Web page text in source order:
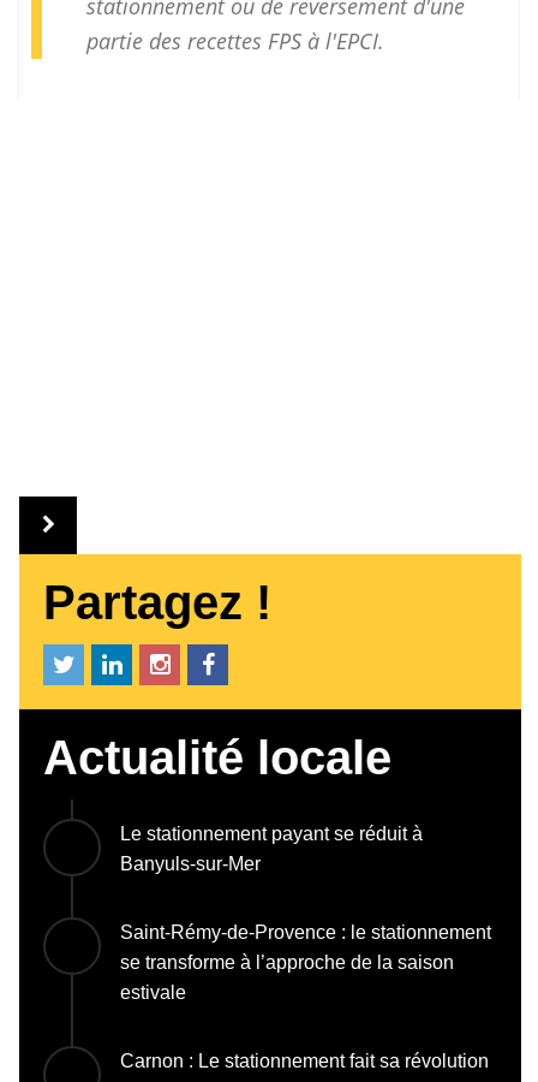
stationnement ou de reversement d'une
partie des recettes FPS à l'EPCI.
Partagez !
Actualité locale
Le stationnement payant se réduit à
Banyuls-sur-Mer
Saint-Rémy-de-Provence : le stationnement
se transforme à l’approche de la saison
estivale
Carnon : Le stationnement fait sa révolution